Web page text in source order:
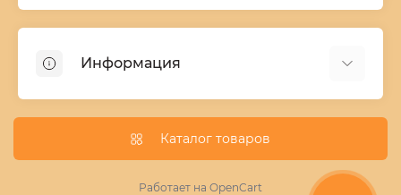
Шкафы купе ширина 90-210 cм высота 220 cм
Комоды из дерева
Кухни
Информация
Условия поставки мебели
Фотопечать для шкафа купе
Каталог товаров
Работает на OpenCart